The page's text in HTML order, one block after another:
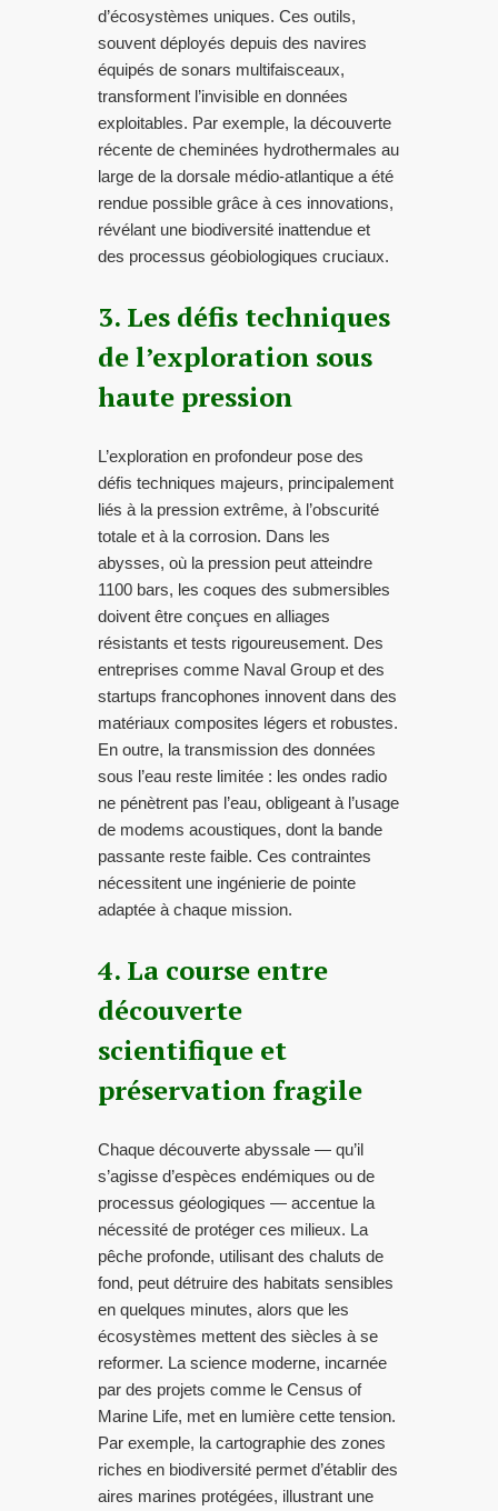
d’écosystèmes uniques. Ces outils,
souvent déployés depuis des navires
équipés de sonars multifaisceaux,
transforment l’invisible en données
exploitables. Par exemple, la découverte
récente de cheminées hydrothermales au
large de la dorsale médio-atlantique a été
rendue possible grâce à ces innovations,
révélant une biodiversité inattendue et
des processus géobiologiques cruciaux.
3. Les défis techniques
de l’exploration sous
haute pression
L’exploration en profondeur pose des
défis techniques majeurs, principalement
liés à la pression extrême, à l’obscurité
totale et à la corrosion. Dans les
abysses, où la pression peut atteindre
1100 bars, les coques des submersibles
doivent être conçues en alliages
résistants et tests rigoureusement. Des
entreprises comme Naval Group et des
startups francophones innovent dans des
matériaux composites légers et robustes.
En outre, la transmission des données
sous l’eau reste limitée : les ondes radio
ne pénètrent pas l’eau, obligeant à l’usage
de modems acoustiques, dont la bande
passante reste faible. Ces contraintes
nécessitent une ingénierie de pointe
adaptée à chaque mission.
4. La course entre
découverte
scientifique et
préservation fragile
Chaque découverte abyssale — qu’il
s’agisse d’espèces endémiques ou de
processus géologiques — accentue la
nécessité de protéger ces milieux. La
pêche profonde, utilisant des chaluts de
fond, peut détruire des habitats sensibles
en quelques minutes, alors que les
écosystèmes mettent des siècles à se
reformer. La science moderne, incarnée
par des projets comme le Census of
Marine Life, met en lumière cette tension.
Par exemple, la cartographie des zones
riches en biodiversité permet d’établir des
aires marines protégées, illustrant une